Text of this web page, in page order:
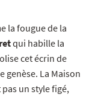
la fougue de la
qui habille la
cet écrin de
genèse. La Maison
un style figé,